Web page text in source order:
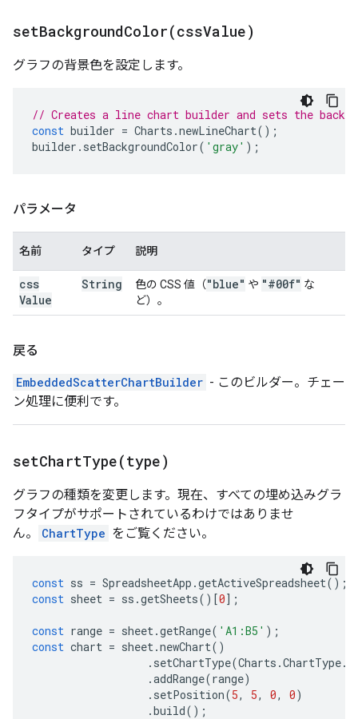
setBackgroundColor(cssValue)
グラフの背景色を設定します。
// Creates a line chart builder and sets the
const builder = Charts .newLineChart();
builder . setBackgroundColor( 'gray' );
パラメータ
名前 タイプ 説明
css
Value
String 色の CSS 値（"blue" や "#00f" な
ど）。
戻る
EmbeddedScatterChartBuilder - このビルダー。チェー
ン処理に便利です。
setChartType(type)
グラフの種類を変更します。現在、すべての埋め込みグラ
フタイプがサポートされているわけではありませ
ん。
ChartType をご覧ください。
const ss = SpreadsheetApp .getActiveSpreadsheet();
const sheet = ss .getSheets()[0];
const range = sheet.getRange( 'A1:B5' );
const chart = sheet.newChart()
. setChartType(Charts .ChartType.
.addRange(range)
. setPosition(5, 5, 0, 0)
.build();